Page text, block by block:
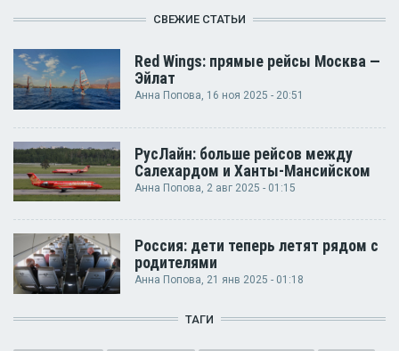
СВЕЖИЕ СТАТЬИ
Red Wings: прямые рейсы Москва —
Эйлат
Анна Попова, 16 ноя 2025 - 20:51
РусЛайн: больше рейсов между
Салехардом и Ханты-Мансийском
Анна Попова , 2 авг 2025 - 01:15
Россия: дети теперь летят рядом с
родителями
Анна Попова, 21 янв 2025 - 01:18
ТАГИ